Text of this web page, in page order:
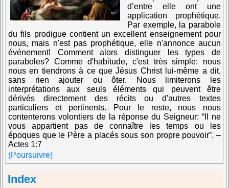
d’entre elle ont une
application prophétique.
Par exemple, la parabole
du fils prodigue contient un excellent enseignement pour
nous, mais n'est pas prophétique, elle n'annonce aucun
événement! Comment alors distinguer les types de
paraboles? Comme d'habitude, c'est très simple: nous
nous en tiendrons à ce que Jésus Christ lui-même a dit,
sans rien ajouter ou ôter. Nous limiterons les
interprétations aux seuls éléments qui peuvent être
dérivés directement des récits ou d'autres textes
particuliers et pertinents. Pour le reste, nous nous
contenterons volontiers de la réponse du Seigneur: “Il ne
vous appartient pas de connaître les temps ou les
époques que le Père a placés sous son propre pouvoir”. –
Actes 1:7
(Poursuivre)
Index